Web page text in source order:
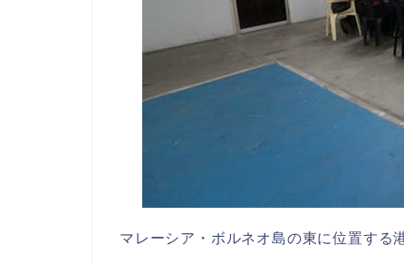
マレーシア・ボルネオ島の東に位置する